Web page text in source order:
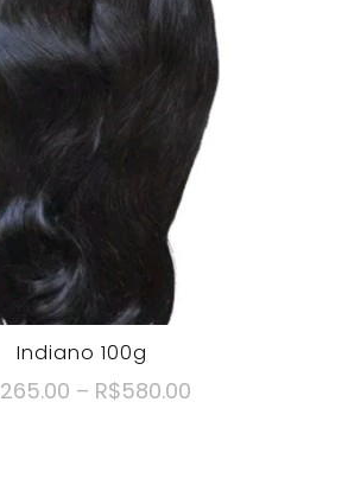
Indiano 100g
265.00 – R$580.00